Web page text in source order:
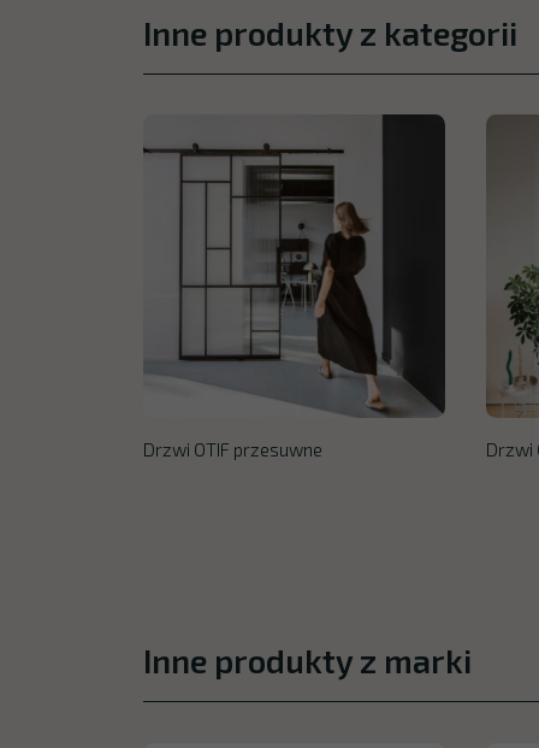
Inne produkty z kategorii
Drzwi OTIF przesuwne Drzwi
Inne produkty z marki